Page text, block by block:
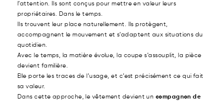
l’attention. Ils sont conçus pour mettre en valeur leurs
propriétaires. Dans le temps.
Ils trouvent leur place naturellement. Ils protègent,
accompagnent le mouvement et s’adaptent aux situations du
quotidien.
Avec le temps, la matière évolue, la coupe s’assouplit, la pièce
devient familière.
Elle porte les traces de l’usage, et c’est précisément ce qui fait
sa valeur.
Dans cette approche, le vêtement devient un compagnon de